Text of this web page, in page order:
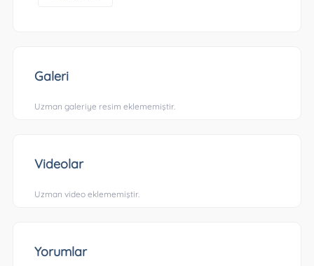
Galeri
Uzman galeriye resim eklememiştir.
Videolar
Uzman video eklememiştir.
Yorumlar